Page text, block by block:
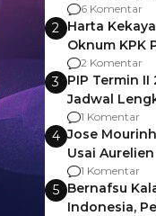
Gagalnya
6 Komentar
2 Harta
Oknum KPK
Pemalang
2 Komentar
3 PIP Termin II
Jadwal
agar Dana
1 Komentar
4 Jose
Usai
Manchester
1 Komentar
5 Bernafsu
Indonesia,